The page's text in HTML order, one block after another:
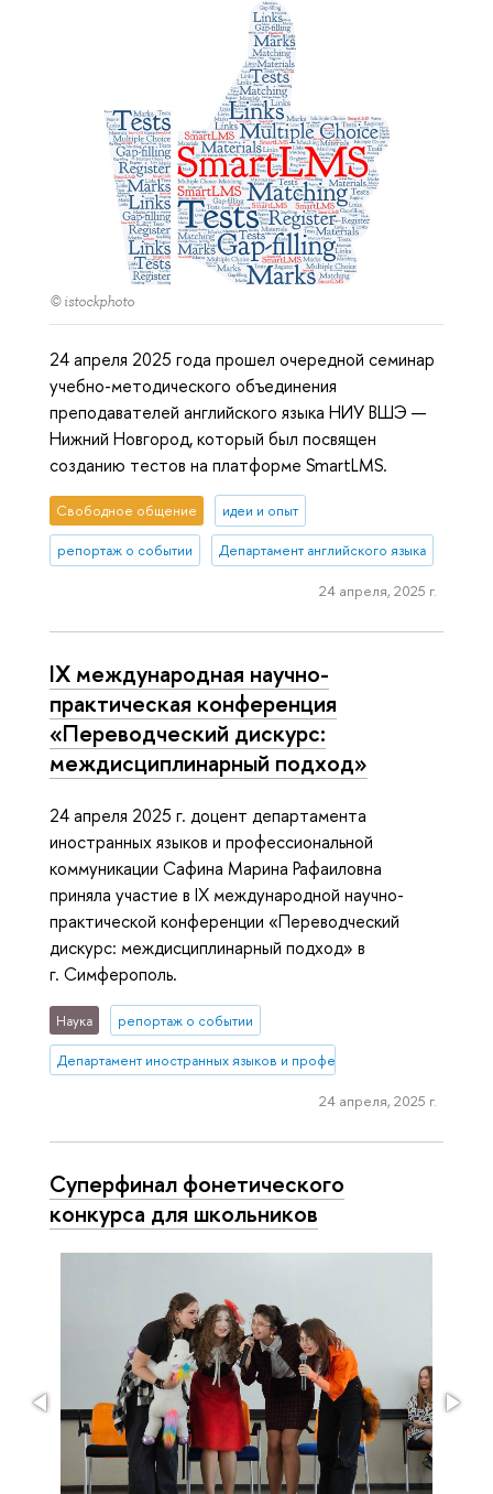
© istockphoto
24 апреля 2025 года прошел очередной семинар
учебно-методического объединения
преподавателей английского языка НИУ ВШЭ —
Нижний Новгород, который был посвящен
созданию тестов на платформе SmartLMS.
Свободное общение идеи и опыт
репортаж о событии Департамент английского языка
24 апреля, 2025 г.
IX международная научно-
практическая конференция
«Переводческий дискурс:
междисциплинарный подход»
24 апреля 2025 г. доцент департамента
иностранных языков и профессиональной
коммуникации Сафина Марина Рафаиловна
приняла участие в IX международной научно-
практической конференции «Переводческий
дискурс: междисциплинарный подход» в
г. Симферополь.
Наука репортаж о событии
Департамент иностранных языков и профессиональной
24 апреля, 2025 г.
Суперфинал фонетического
конкурса для школьников